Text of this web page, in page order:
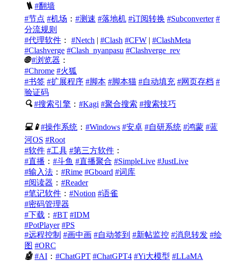
🪜 #翻墙
#节点 #机场 ： #测速 #落地机 #订阅转换 #Subconverter #
分流规则
#代理软件 ： #Netch | #Clash #CFW | #ClashMeta
#Clashverge #Clash_nyanpasu #Clashverge_rev
🌐 #浏览器 ：
#Chrome #火狐
#书签 #扩展程序 #脚本 #脚本猫 #自动填充 #网页存档 #
验证码
🔍 #搜索引擎 ： #Kagi #聚合搜索 #搜索技巧
💻📱#操作系统 ： #Windows #安卓 #自研系统 #鸿蒙 #蓝
河OS #Root
#软件 #工具 #第三方软件 ：
#直播 ： #斗鱼 #直播聚合 #SimpleLive #JustLive
#输入法 ： #Rime #Gboard #词库
#阅读器 ： #Reader
#笔记软件 ： #Notion #语雀
#密码管理器
#下载 ： #BT #IDM
#PotPlayer #PS
#远程控制 #画中画 #自动签到 #新帖监控 #消息转发 #绘
图 #ORC
🤖 #AI ： #ChatGPT #ChatGPT4 #Yi大模型 #LLaMA